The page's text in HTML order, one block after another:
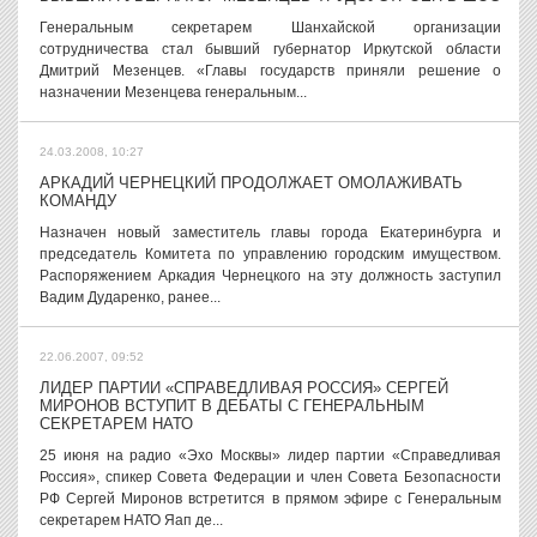
Генеральным секретарем Шанхайской организации
сотрудничества стал бывший губернатор Иркутской области
Дмитрий Мезенцев. «Главы государств приняли решение о
назначении Мезенцева генеральным...
24.03.2008, 10:27
АРКАДИЙ ЧЕРНЕЦКИЙ ПРОДОЛЖАЕТ ОМОЛАЖИВАТЬ
КОМАНДУ
Назначен новый заместитель главы города Екатеринбурга и
председатель Комитета по управлению городским имуществом.
Распоряжением Аркадия Чернецкого на эту должность заступил
Вадим Дударенко, ранее...
22.06.2007, 09:52
ЛИДЕР ПАРТИИ «СПРАВЕДЛИВАЯ РОССИЯ» СЕРГЕЙ
МИРОНОВ ВСТУПИТ В ДЕБАТЫ С ГЕНЕРАЛЬНЫМ
СЕКРЕТАРЕМ НАТО
25 июня на радио «Эхо Москвы» лидер партии «Справедливая
Россия», спикер Совета Федерации и член Совета Безопасности
РФ Сергей Миронов встретится в прямом эфире с Генеральным
секретарем НАТО Яап де...